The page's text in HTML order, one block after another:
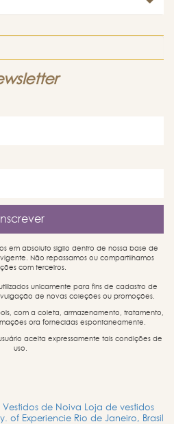
em absoluto sigilo dentro de nossa base de
Não repassamos ou compartilhamos
com terceiros.
unicamente para fins de cadastro de
de novas coleções ou promoções.
com a coleta, armazenamento, tratamento,
ora fornecidas espontaneamente.
aceita expressamente tais condições de
uso.
de Noiva Loja de vestidos
of Experiencie Rio de Janeiro, Brasil